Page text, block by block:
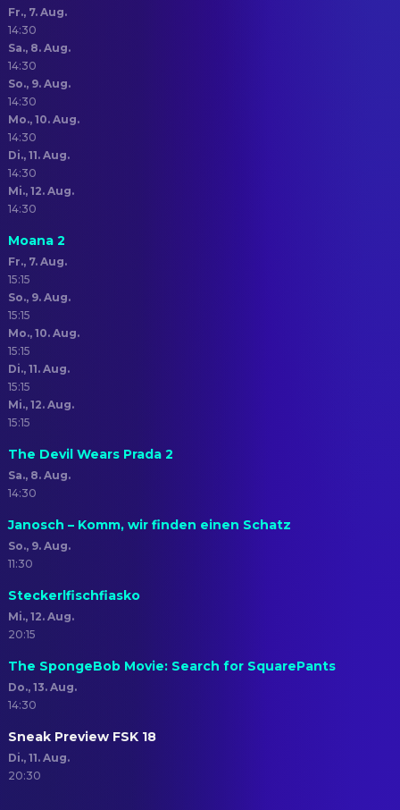
Fr., 7. Aug.
14:30
Sa., 8. Aug.
14:30
So., 9. Aug.
14:30
Mo., 10. Aug.
14:30
Di., 11. Aug.
14:30
Mi., 12. Aug.
14:30
Moana 2
Fr., 7. Aug.
15:15
So., 9. Aug.
15:15
Mo., 10. Aug.
15:15
Di., 11. Aug.
15:15
Mi., 12. Aug.
15:15
The Devil Wears Prada 2
Sa., 8. Aug.
14:30
Janosch – Komm, wir finden einen Schatz
So., 9. Aug.
11:30
Steckerlfischfiasko
Mi., 12. Aug.
20:15
The SpongeBob Movie: Search for SquarePants
Do., 13. Aug.
14:30
Sneak Preview FSK 18
Di., 11. Aug.
20:30